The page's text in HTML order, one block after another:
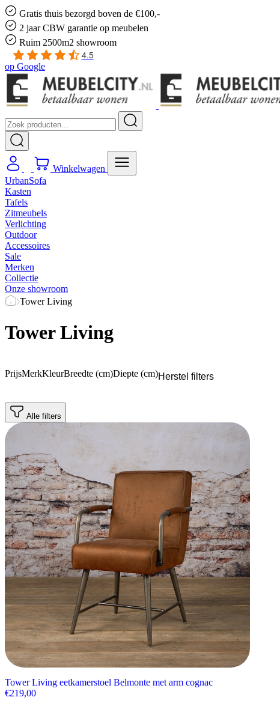
Gratis thuis bezorgd boven de €100,-
2 jaar CBW garantie op meubelen
Ruim 2500m2 showroom
4.5
op Google
Winkelwagen
UrbanSofa
Kasten
Tafels
Zitmeubels
Verlichting
Outdoor
Accessoires
Sale
Merken
Collectie
Onze showroom
Tower Living
Tower Living
PrijsMerkKleurBreedte (cm)Diepte (cm)Herstel filters
Alle filters
Tower Living eetkamerstoel Belmonte met arm cognac
€219,00